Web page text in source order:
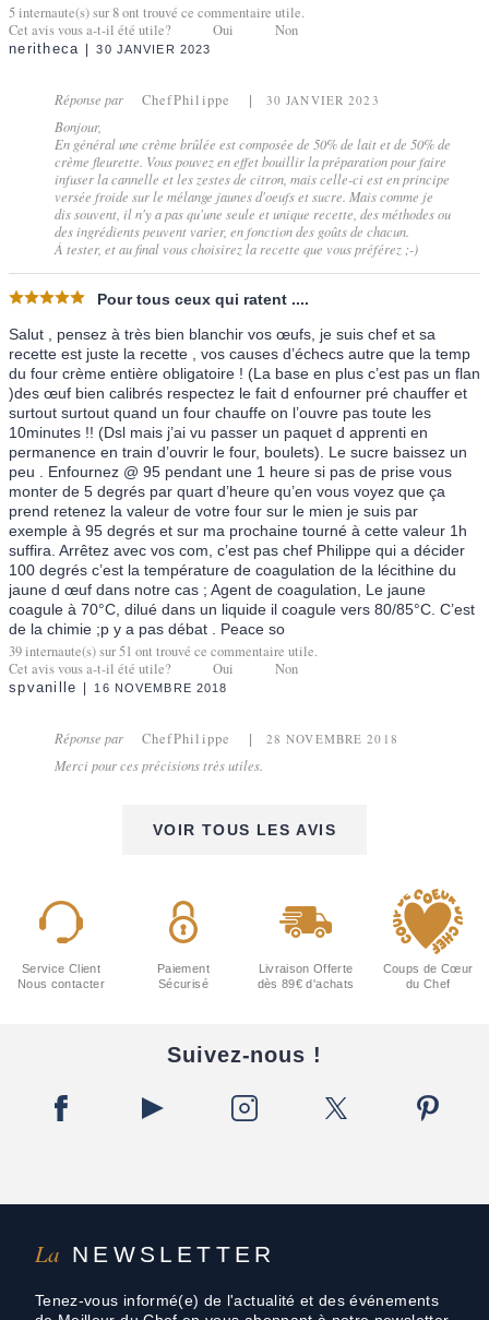
5internaute(s) sur 8ont trouvé ce commentaire utile.
Cet avis vous a-t-il été utile?
Oui Non
neritheca 30 JANVIER 2023
Réponse par ChefPhilippe 30 JANVIER 2023
Bonjour,
En général une crème brûlée est composée de 50% de lait et de 50% de
crème fleurette. Vous pouvez en effet bouillir la préparation pour faire
infuser la cannelle et les zestes de citron, mais celle-ci est en principe
versée froide sur le mélange jaunes d'oeufs et sucre. Mais comme je
dis souvent, il n'y a pas qu'une seule et unique recette, des méthodes ou
des ingrédients peuvent varier, en fonction des goûts de chacun.
À tester, et au final vous choisirez la recette que vous préférez ;-)
Pour tous ceux qui ratent ....
Salut , pensez à très bien blanchir vos œufs, je suis chef et sa
recette est juste la recette , vos causes d’échecs autre que la temp
du four crème entière obligatoire ! (La base en plus c’est pas un flan
)des œuf bien calibrés respectez le fait d enfourner pré chauffer et
surtout surtout quand un four chauffe on l’ouvre pas toute les
10minutes !! (Dsl mais j’ai vu passer un paquet d apprenti en
permanence en train d’ouvrir le four, boulets). Le sucre baissez un
peu . Enfournez @ 95 pendant une 1 heure si pas de prise vous
monter de 5 degrés par quart d’heure qu’en vous voyez que ça
prend retenez la valeur de votre four sur le mien je suis par
exemple à 95 degrés et sur ma prochaine tourné à cette valeur 1h
suffira. Arrêtez avec vos com, c’est pas chef Philippe qui a décider
100 degrés c’est la température de coagulation de la lécithine du
jaune d œuf dans notre cas ; Agent de coagulation, Le jaune
coagule à 70°C, dilué dans un liquide il coagule vers 80/85°C. C’est
de la chimie ;p y a pas débat . Peace so
39internaute(s) sur51 ont trouvé ce commentaire utile.
Cet avis vous a-t-il été utile?
Oui Non
spvanille 16 NOVEMBRE 2018
Réponse par ChefPhilippe 28 NOVEMBRE 2018
Merci pour ces précisions très utiles.
VOIR TOUS LES AVIS
La NEWSLETTER
Tenez-vous informé(e) de l'actualité et des événements
Service Client
Nous contacter
Paiement
Sécurisé
Livraison Offerte
dès 89€ d'achats
Coups de Cœur
du Chef
Suivez-nous !